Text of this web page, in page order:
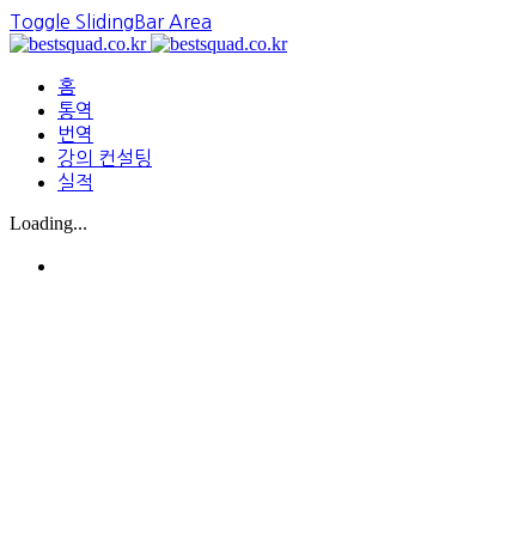
Toggle SlidingBar Area
홈
통역
번역
강의 컨설팅
실적
Loading...